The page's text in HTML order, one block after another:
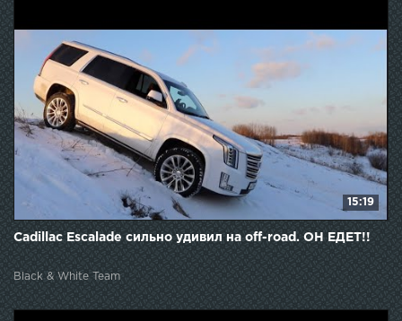
15:19
Cadillac Escalade сильно удивил на off-road. ОН ЕДЕТ!!
Black & White Team